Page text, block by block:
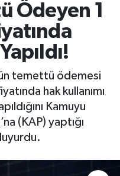
Ödeyen 1
temettü ödemesi
hak kullanımı
Kamuyu
(KAP) yaptığı